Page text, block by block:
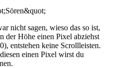
nicht sagen, wieso das so ist,
der Höhe einen Pixel abziehst
entstehen keine Scrollleisten.
einen Pixel wirst du